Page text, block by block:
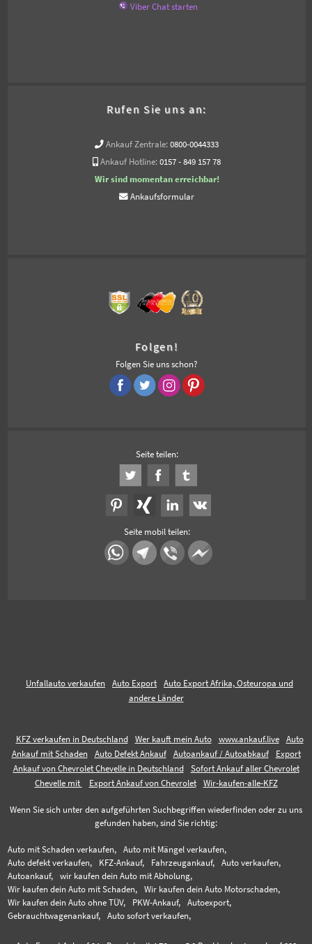
Viber Chat starten
Rufen Sie uns an:
Ankauf Zentrale: 0800-0044333
Ankauf Hotline: 0157 - 849 157 78
Wir sind momentan erreichbar!
Ankaufsformular
Folgen!
Folgen Sie uns schon?
Seite teilen:
Seite mobil teilen:
Unfallauto verkaufen Auto Export
Auto Export Afrika, Osteuropa und
andere Länder
KFZ verkaufen in Deutschland Wer kauft mein Auto www.ankauf.live
Auto
Ankauf mit Schaden
Auto Defekt Ankauf Autoankauf / Autoabkauf
Export
Ankauf von Chevrolet Chevelle in Deutschland
Sofort Ankauf aller Chevrolet
Chevelle mit
Export Ankauf von Chevrolet Wir-kaufen-alle-KFZ
Wenn Sie sich unter den aufgeführten Suchbegriffen wiederfinden oder zu uns
gefunden haben, sind Sie richtig:
Auto mit Schaden verkaufen,
Auto mit Mängel verkaufen,
Auto defekt verkaufen,
KFZ-Ankauf, Fahrzeugankauf,
Auto verkaufen,
Autoankauf,
wir kaufen dein Auto mit Abholung,
Wir kaufen dein Auto mit Schaden,
Wir kaufen dein Auto Motorschaden,
Wir kaufen dein Auto ohne TÜV,
PKW-Ankauf,
Autoexport,
Gebrauchtwagenankauf,
Auto sofort verkaufen,